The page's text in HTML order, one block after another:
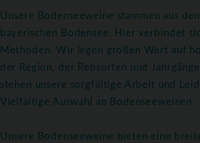
Unsere Bodenseeweine stammen aus
bayerischen Bodensee. Hier verbindet
Methoden. Wir legen großen Wert auf
der Region, der Rebsorten und
stehen unsere sorgfältige Arbeit und
Vielfältige Auswahl an Bodenseeweinen
Unsere Bodenseeweine bieten eine